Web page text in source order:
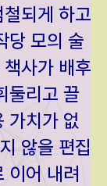
되게 하고
당 모의 술
사가 배후
둘리고 끌
가치가 없
않을 편집
이어 내려